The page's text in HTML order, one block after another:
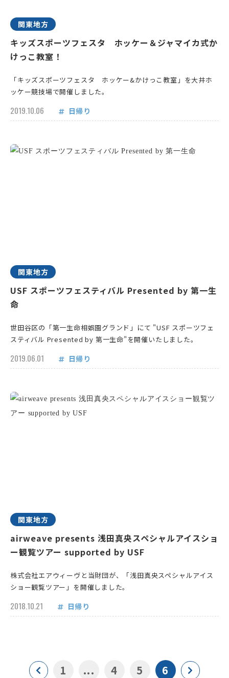
関東地方
キッズスポーツフェスタ ホッケー＆ジャマイカ式か
けっこ教室！
「キッズスポーツフェスタ ホッケー&かけっこ教室」を大井ホ
ッケー競技場で開催しました。
2019.10.06 日帰り
関東地方
USF スポーツフェスティバル Presented by 第一生
命
世田谷区の「第一生命相娯園グランド」にて "USF スポーツフェ
スティバル Presented by 第一生命"を開催いたしました。
2019.06.01 日帰り
関東地方
airweave presents 浅田真央スペシャルアイスショ
ー観覧ツアー supported by USF
株式会社エアウィーヴと当財団が、「浅田真央スペシャルアイス
ショー観覧ツアー」を開催しました。
2018.10.21 日帰り
1 ... 4 5 6